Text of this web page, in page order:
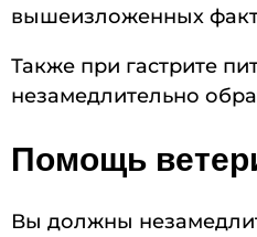
вышеизложенных
Также при гастрите
незамедлительно
Помощь
Вы должны